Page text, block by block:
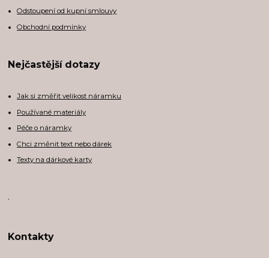
Odstoupení od kupní smlouvy
Obchodní podmínky
Nejčastější dotazy
Jak si změřit velikost náramku
Používané materiály
Péče o náramky
Chci změnit text nebo dárek
Texty na dárkové karty
,
Kontakty